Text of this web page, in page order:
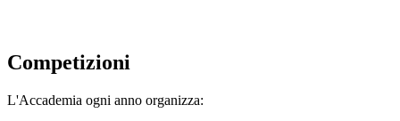
Competizioni
L'Accademia ogni anno organizza: